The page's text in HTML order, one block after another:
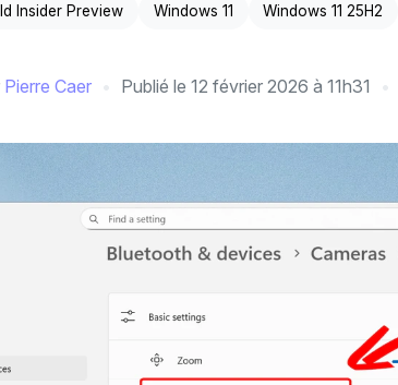
Insider Preview Windows 11 Windows 11 25H2
Pierre Caer Publié le 12 février 2026 à 11h31